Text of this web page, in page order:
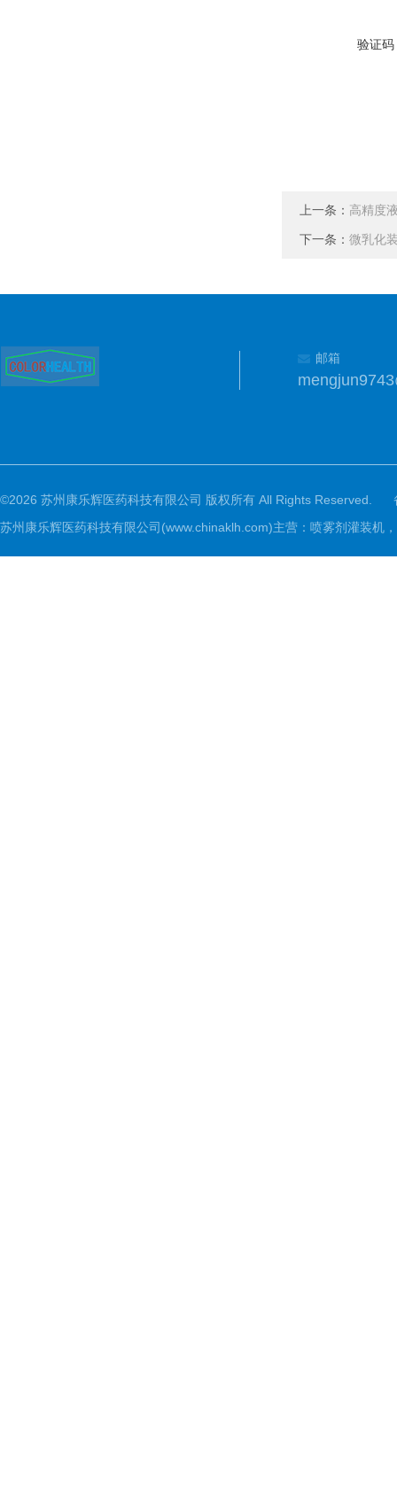
验证码
上一条： 高精度
下一条： 微乳化
邮箱
©2026 苏州康乐辉医药科技有限公司 版权所有 All Rights Reserved.
苏州康乐辉医药科技有限公司(www.chinaklh.com)主营：喷雾剂灌装机